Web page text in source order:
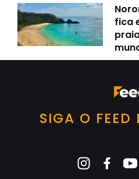
fica
SIGA O FEED